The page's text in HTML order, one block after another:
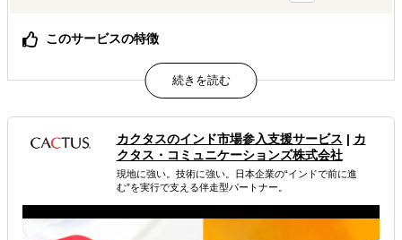
このサービスの特徴
進出前の調査から進出後の事業オペレーションまで一貫し
てご支援しています。
属するジャンル
海外進出総合支援 海外進出戦略・事業計画立案
海外進出コンサルティング
カクタスのインド市場参入支援サービス | カ
クタス・コミュニケーションズ株式会社
現地に強い。技術に強い。日本企業の“インドで前に進
む”を実行で支える伴走型パートナー。